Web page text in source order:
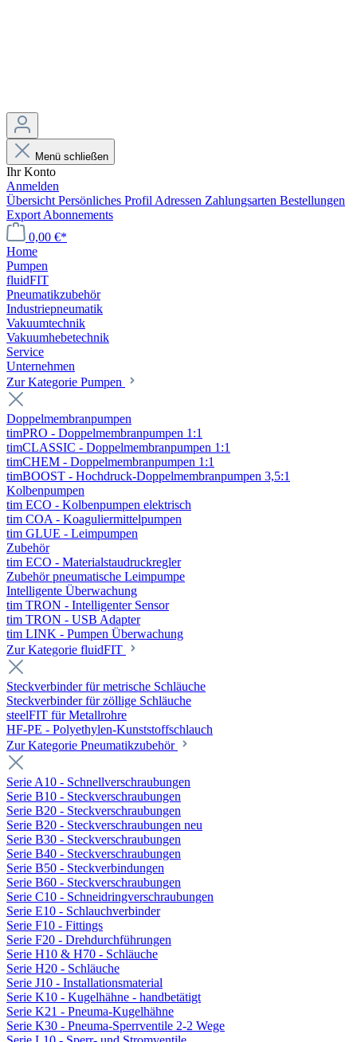
Menü schließen
Ihr Konto
Anmelden
Übersicht Persönliches Profil Adressen Zahlungsarten Bestellungen
Export Abonnements
0,00 €*
Home
Pumpen
fluidFIT
Pneumatikzubehör
Industriepneumatik
Vakuumtechnik
Vakuumhebetechnik
Service
Unternehmen
Zur Kategorie Pumpen
Doppelmembranpumpen
timPRO - Doppelmembranpumpen 1:1
timCLASSIC - Doppelmembranpumpen 1:1
timCHEM - Doppelmembranpumpen 1:1
timBOOST - Hochdruck-Doppelmembranpumpen 3,5:1
Kolbenpumpen
tim ECO - Kolbenpumpen elektrisch
tim COA - Koaguliermittelpumpen
tim GLUE - Leimpumpen
Zubehör
tim ECO - Materialstaudruckregler
Zubehör pneumatische Leimpumpe
Intelligente Überwachung
tim TRON - Intelligenter Sensor
tim TRON - USB Adapter
tim LINK - Pumpen Überwachung
Zur Kategorie fluidFIT
Steckverbinder für metrische Schläuche
Steckverbinder für zöllige Schläuche
steelFIT für Metallrohre
HF-PE - Polyethylen-Kunststoffschlauch
Zur Kategorie Pneumatikzubehör
Serie A10 - Schnellverschraubungen
Serie B10 - Steckverschraubungen
Serie B20 - Steckverschraubungen
Serie B20 - Steckverschraubungen neu
Serie B30 - Steckverschraubungen
Serie B40 - Steckverschraubungen
Serie B50 - Steckverbindungen
Serie B60 - Steckverschraubungen
Serie C10 - Schneidringverschraubungen
Serie E10 - Schlauchverbinder
Serie F10 - Fittings
Serie F20 - Drehdurchführungen
Serie H10 & H70 - Schläuche
Serie H20 - Schläuche
Serie J10 - Installationsmaterial
Serie K10 - Kugelhähne - handbetätigt
Serie K21 - Pneuma-Kugelhähne
Serie K30 - Pneuma-Sperrventile 2-2 Wege